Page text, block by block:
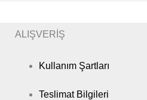
ALIŞVERİŞ
Kullanım Şartları
Teslimat Bilgileri